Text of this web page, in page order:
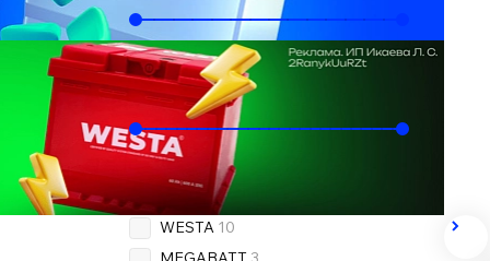
Пусковой ток, А
580
Бренд
OEM12
WESTA 10